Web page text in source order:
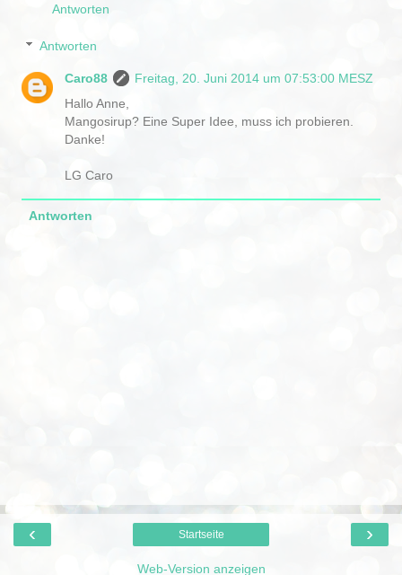
Antworten
Antworten
Caro88
Freitag, 20. Juni 2014 um 07:53:00 MESZ
Hallo Anne,
Mangosirup? Eine Super Idee, muss ich probieren.
Danke!
LG Caro
Antworten
‹ ›
Startseite
Web-Version anzeigen